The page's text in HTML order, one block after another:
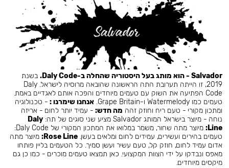
Salvador - הוא מותג בעל היסטוריה שהחלה ב-Daly Code.
בשנת
2019, זו הייתה תערובת התה הראשונה שהובאה מרוסיה לישראל. Daly
Code הפתיעה את השוק עם טעמים מיוחדים והפכה אותם לאגדיים באמת.
טעמים כמו Watermelody ו-Grape Britain.
אנחנו שימרנו : - טכנולוגיה
ומתכון מקורי - טעם ריח וחוזק זהה מה חדש: - עמיד יותר לחום - אריזה
נוחה - מיוצר בישראל המותג Salvador מציע שני סוגים של תה:
Daly
Line:
מיוצר מתה שחור, משמר במלואו את המתכון המקורי של Daly Code:
טעמים בהירים ועשירים, עמידים לחום ומלאים בעשן.Rose Line: מיוצר מתה
אדום עמיד לחום, חוזק קל, טעם עשיר ועשן סמיך. כל הטעמים בליין פותחו
מאפס ונבדקו על ידי הצוות המקצועי. כאן תמצאו טעמים מוכרים - כמו כן גם
מיקסים מיוחדים.